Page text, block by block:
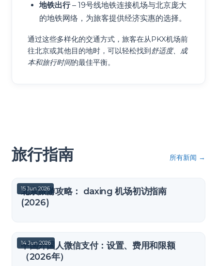
地铁出行– 19号线地铁连接机场与北京庞大
的地铁网络，为旅客提供经济实惠的选择。
通过这些多样化的交通方式，旅客在从PKX机场前
往北京或其他目的地时，可以轻松找到舒适度、成
本和旅行时间的最佳平衡。
旅行指南 所有新闻 →
15 Jun 2026
北京旅游攻略： daxing 机场初访指南
(2026)
14 Jun 2026
中国外国人微信支付：设置、费用和限额
（2026年）